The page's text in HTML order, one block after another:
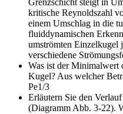
kritische Reynoldszahl
einem Umschlag in die
fluiddynamischen
umströmten Einzelkugel
verschiedene
Was ist der Minimalwert
Kugel? Aus welcher
Pe1/3
Erläutern Sie den
(Diagramm Abb. 3-22).